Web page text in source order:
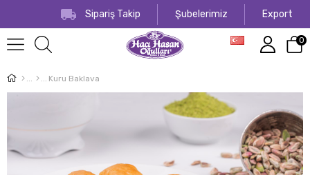
Export
Şubelerimiz
Sipariş Takip
0
Kuru Baklava